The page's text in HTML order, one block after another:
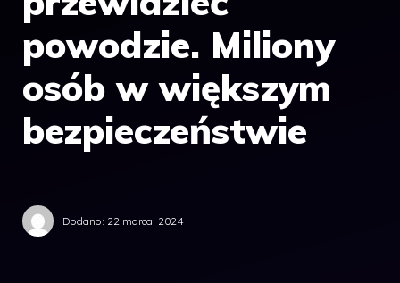
powodzie. Miliony
osób w większym
bezpieczeństwie
Dodano: 22 marca, 2024